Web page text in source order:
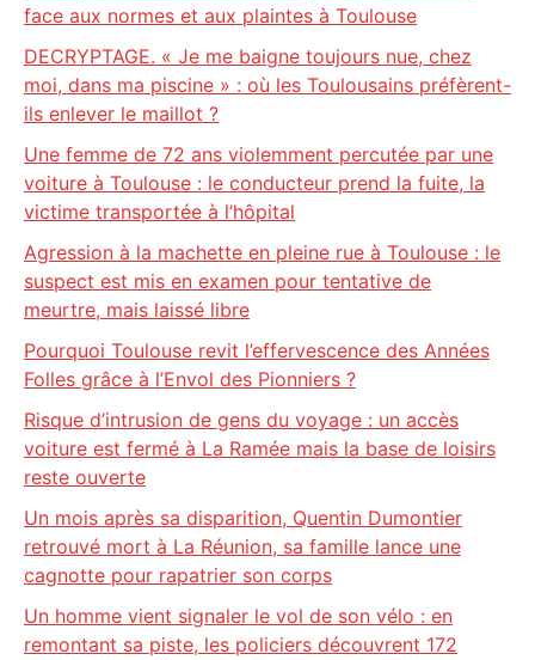
face aux normes et aux plaintes à Toulouse
DECRYPTAGE. « Je me baigne toujours nue, chez
moi, dans ma piscine » : où les Toulousains préfèrent-
ils enlever le maillot ?
Une femme de 72 ans violemment percutée par une
voiture à Toulouse : le conducteur prend la fuite, la
victime transportée à l’hôpital
Agression à la machette en pleine rue à Toulouse : le
suspect est mis en examen pour tentative de
meurtre, mais laissé libre
Pourquoi Toulouse revit l’effervescence des Années
Folles grâce à l’Envol des Pionniers ?
Risque d’intrusion de gens du voyage : un accès
voiture est fermé à La Ramée mais la base de loisirs
reste ouverte
Un mois après sa disparition, Quentin Dumontier
retrouvé mort à La Réunion, sa famille lance une
cagnotte pour rapatrier son corps
Un homme vient signaler le vol de son vélo : en
remontant sa piste, les policiers découvrent 172